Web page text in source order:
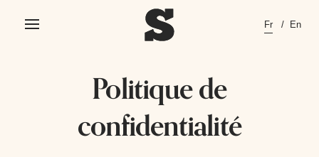
Fr En
Politique de
confidentialité